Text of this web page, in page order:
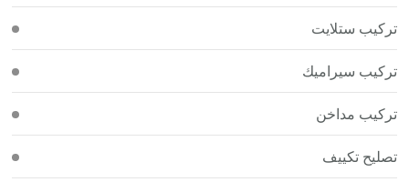
تركيب ستلايت
تركيب سيراميك
تركيب مداخن
تصليح تكييف